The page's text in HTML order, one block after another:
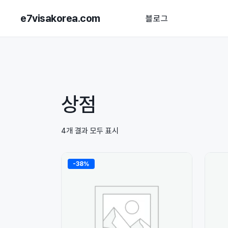
e7visakorea.com 블로그
상점
4개 결과 모두 표시
-38%